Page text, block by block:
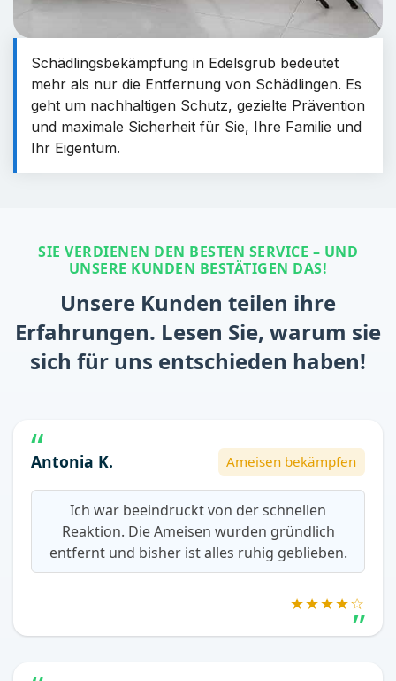
Schädlingsbekämpfung in Edelsgrub bedeutet
mehr als nur die Entfernung von Schädlingen. Es
geht um nachhaltigen Schutz, gezielte Prävention
und maximale Sicherheit für Sie, Ihre Familie und
Ihr Eigentum.
SIE VERDIENEN DEN BESTEN SERVICE – UND
UNSERE KUNDEN BESTÄTIGEN DAS!
Unsere Kunden teilen ihre
Erfahrungen. Lesen Sie, warum sie
sich für uns entschieden haben!
Antonia K. Ameisen bekämpfen
Ich war beeindruckt von der schnellen
Reaktion. Die Ameisen wurden gründlich
entfernt und bisher ist alles ruhig geblieben.
★★★★☆